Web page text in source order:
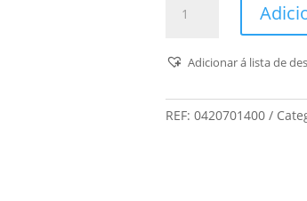
-
Radiadores
(Branco)
Adicionar á lista de
REF: 0420701400